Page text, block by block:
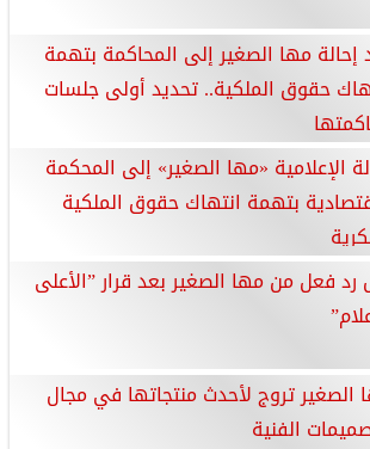
إحالة مها الصغير إلى المحاكمة بتهمة
حقوق الملكية.. تحديد أولى جلسات
الإعلامية «مها الصغير» إلى المحكمة
بتهمة انتهاك حقوق الملكية
رد فعل من مها الصغير بعد قرار ”الأعلى
الصغير تروج لأحدث منتجاتها في مجال
الفنية